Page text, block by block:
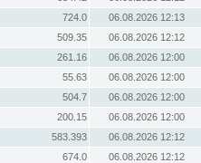
724.0
06.08.2026 12:13
509.35
06.08.2026 12:12
261.16
06.08.2026 12:00
55.63
06.08.2026 12:00
504.7
06.08.2026 12:00
200.15
06.08.2026 12:00
583.393
06.08.2026 12:12
674.0
06.08.2026 12:12